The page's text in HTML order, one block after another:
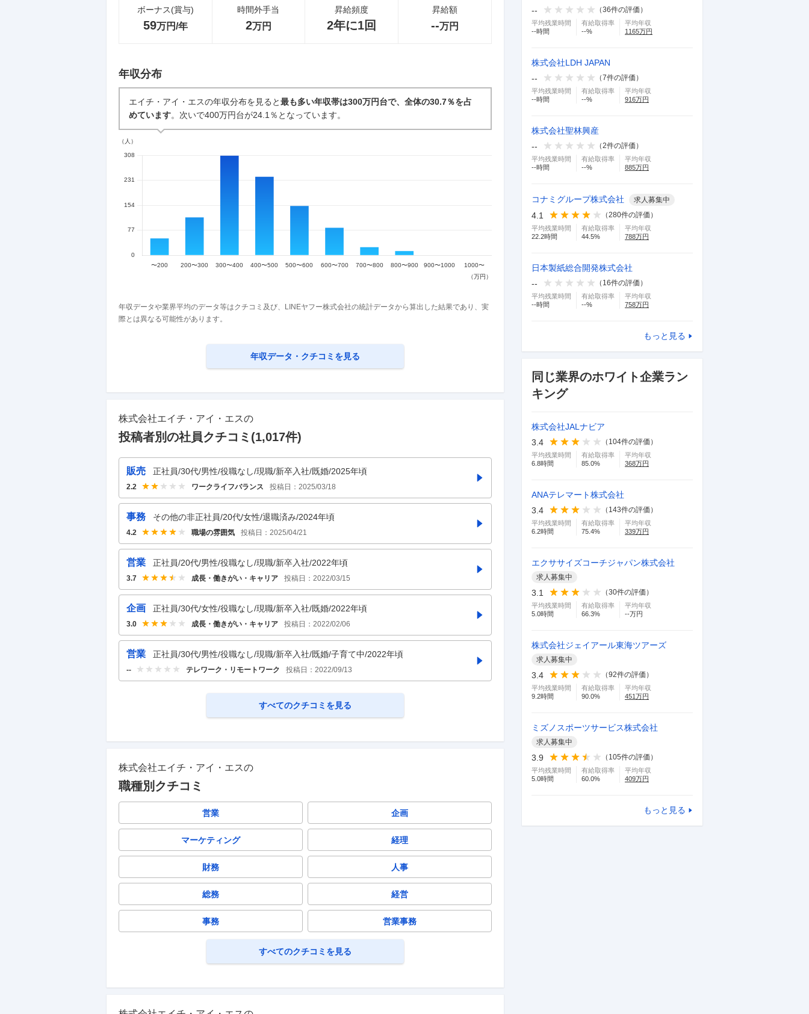
ボーナス(賞与)
59万円/年
時間外手当
2万円
昇給頻度
2年に1回
昇給額
--万円
年収分布
エイチ・アイ・エスの年収分布を見ると最も多い年収帯は300万円台で、全体の30.7％を占
めています。次いで400万円台が24.1％となっています。
年収データや業界平均のデータ等はクチコミ及び、LINEヤフー株式会社の統計データから算出した結果であり、実
際とは異なる可能性があります。
年収データ・クチコミを見る
株式会社エイチ・アイ・エスの
投稿者別の社員クチコミ(1,017件)
販売 正社員/30代/男性/役職なし/現職/新卒入社/既婚/2025年頃
2.2 ワークライフバランス 投稿日： 2025/03/18
事務 その他の非正社員/20代/女性/退職済み/2024年頃
4.2 職場の雰囲気 投稿日： 2025/04/21
営業 正社員/20代/男性/役職なし/現職/新卒入社/2022年頃
3.7 成長・働きがい・キャリア 投稿日： 2022/03/15
企画 正社員/30代/女性/役職なし/現職/新卒入社/既婚/2022年頃
3.0 成長・働きがい・キャリア 投稿日： 2022/02/06
営業 正社員/30代/男性/役職なし/現職/新卒入社/既婚/子育て中/2022年頃
-- テレワーク・リモートワーク 投稿日： 2022/09/13
すべてのクチコミを見る
株式会社エイチ・アイ・エスの
職種別クチコミ
営業 企画
マーケティング 経理
財務 人事
総務 経営
事務 営業事務
すべてのクチコミを見る
--
（36件の評価）
平均残業時間
--時間
有給取得率
--%
平均年収
1165万円
株式会社LDH JAPAN
--
（7件の評価）
平均残業時間
--時間
有給取得率
--%
平均年収
916万円
株式会社聖林興産
--
（2件の評価）
平均残業時間
--時間
有給取得率
--%
平均年収
885万円
コナミグループ株式会社 求人募集中
4.1 （280件の評価）
平均残業時間
22.2時間
有給取得率
44.5%
平均年収
788万円
日本製紙総合開発株式会社
--
（ 16件の評価）
平均残業時間
--時間
有給取得率
--%
平均年収
758万円
もっと見る
同じ業界のホワイト企業ラン
キング
株式会社JALナビア
3.4
（ 104件の評価）
平均残業時間
6.8時間
有給取得率
85.0%
平均年収
368万円
ANAテレマート株式会社
3.4
（ 143件の評価）
平均残業時間
6.2時間
有給取得率
75.4%
平均年収
339万円
エクササイズコーチジャパン株式会社
求人募集中
3.1 （30件の評価）
平均残業時間
5.0時間
有給取得率
66.3%
平均年収
--万円
株式会社ジェイアール東海ツアーズ
求人募集中
3.4 （92件の評価）
平均残業時間
9.2時間
有給取得率
90.0%
平均年収
451万円
ミズノスポーツサービス株式会社
求人募集中
3.9 （ 105件の評価）
平均残業時間
5.0時間
有給取得率
60.0%
平均年収
409万円
もっと見る